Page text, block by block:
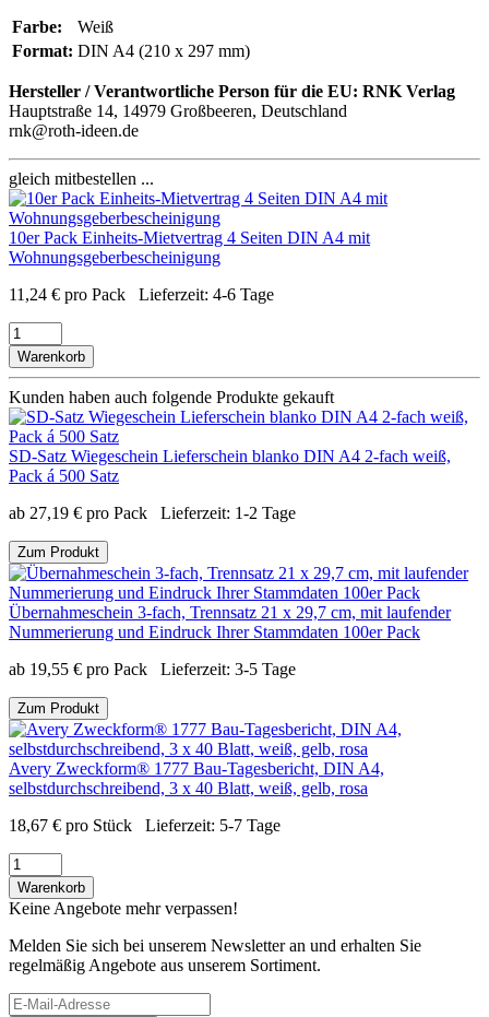
Farbe:
Weiß
Format: DIN A4 (210 x 297 mm)
Hersteller / Verantwortliche Person für die EU: RNK Verlag
Hauptstraße 14, 14979 Großbeeren, Deutschland
rnk@roth-ideen.de
gleich mitbestellen ...
10er Pack Einheits-Mietvertrag 4 Seiten DIN A4 mit
Wohnungsgeberbescheinigung
11,24 € pro Pack Lieferzeit: 4-6 Tage
Warenkorb
Kunden haben auch folgende Produkte gekauft
SD-Satz Wiegeschein Lieferschein blanko DIN A4 2-fach weiß,
Pack á 500 Satz
ab 27,19 € pro Pack Lieferzeit: 1-2 Tage
Zum Produkt
Übernahmeschein 3-fach, Trennsatz 21 x 29,7 cm, mit laufender
Nummerierung und Eindruck Ihrer Stammdaten 100er Pack
ab 19,55 € pro Pack Lieferzeit: 3-5 Tage
Zum Produkt
Avery Zweckform® 1777 Bau-Tagesbericht, DIN A4,
selbstdurchschreibend, 3 x 40 Blatt, weiß, gelb, rosa
18,67 € pro Stück Lieferzeit: 5-7 Tage
Warenkorb
Keine Angebote mehr verpassen!
Melden Sie sich bei unserem Newsletter an und erhalten Sie
regelmäßig Angebote aus unserem Sortiment.